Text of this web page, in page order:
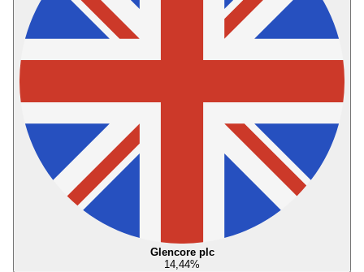
Glencore plc
14,44%